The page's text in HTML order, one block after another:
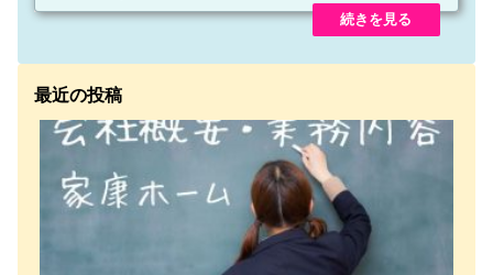
最近の投稿